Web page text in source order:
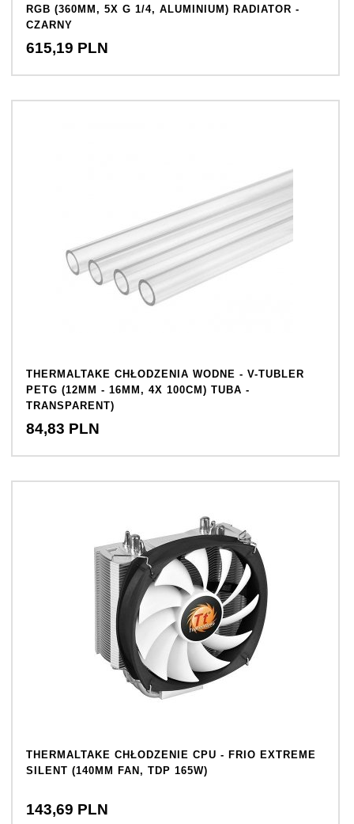
RGB (360MM, 5X G 1/4, ALUMINIUM) RADIATOR -
CZARNY
615,19 PLN
THERMALTAKE CHŁODZENIA WODNE - V-TUBLER
PETG (12MM - 16MM, 4X 100CM) TUBA -
TRANSPARENT)
84,83 PLN
THERMALTAKE CHŁODZENIE CPU - FRIO EXTREME
SILENT (140MM FAN, TDP 165W)
143,69 PLN